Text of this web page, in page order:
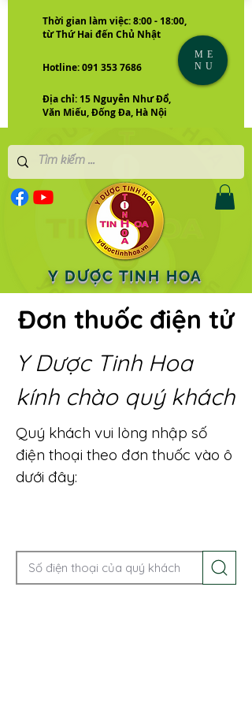
Thời gian làm việc: 8:00 - 18:00,
từ Thứ Hai đến Chủ Nhật
Hotline: 091 353 7686
Địa chỉ: 15 Nguyễn Như Đổ,
Văn Miếu, Đống Đa, Hà Nội
Y DƯỢC TINH HOA
ME
NU
Đơn thuốc điện tử
Y Dược Tinh Hoa
kính chào quý khách
Quý khách vui lòng nhập số
điện thoại theo đơn thuốc vào ô
dưới đây: